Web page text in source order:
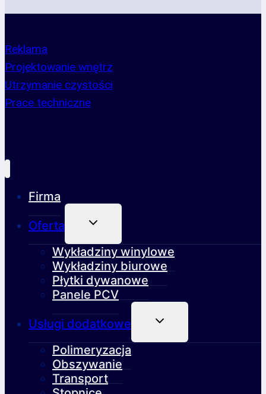
Reklama
Projektowanie wnętrz
Utrzymanie czystości
Prace techniczne
Firma
Oferta
Przełącz
Podrzędne
Wykładziny winylowe
Wykładziny biurowe
Płytki dywanowe
Panele PCV
Usługi dodatkowe
Przełącz
Podrzędne
Polimeryzacja
Obszywanie
Transport